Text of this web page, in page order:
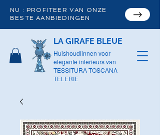
NU : PROFITEER VAN ONZE
BESTE AANBIEDINGEN
LA GIRAFE BLEUE
Huishoudlinnen voor
elegante interieurs van
TESSITURA TOSCANA
TELERIE